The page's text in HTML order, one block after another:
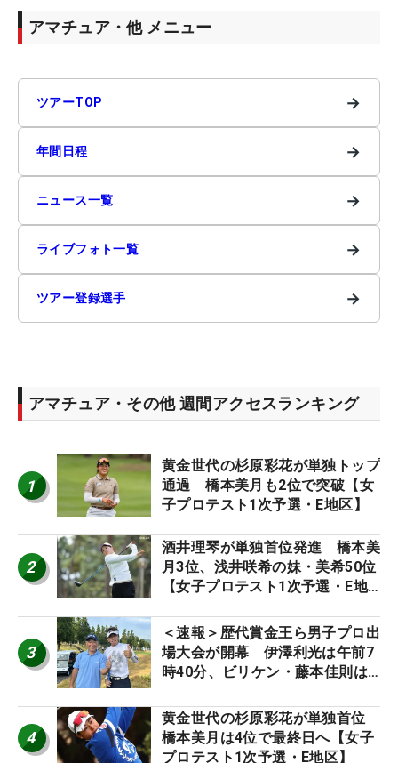
アマチュア・他 メニュー
ツアーTOP →
年間日程 →
ニュース一覧 →
ライブフォト一覧 →
ツアー登録選手 →
アマチュア・その他 週間アクセスランキング
1
黄金世代の杉原彩花が単独トップ
通過 橋本美月も2位で突破【女
子プロテスト1次予選・E地区】
2
酒井理琴が単独首位発進 橋本美
月3位、浅井咲希の妹・美希50位
【女子プロテスト1次予選・E地
3
＜速報＞歴代賞金王ら男子プロ出
場大会が開幕 伊澤利光は午前7
時40分、ビリケン・藤本佳則は
STAGE JOYX OPEN】
4
黄金世代の杉原彩花が単独首位
橋本美月は4位で最終日へ【女子
プロテスト1次予選・E地区】